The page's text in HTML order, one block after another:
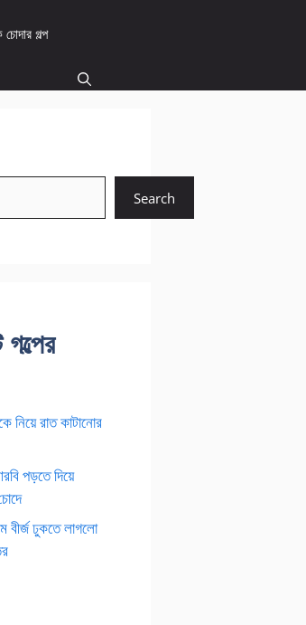
চোদার গল্প
Search
গল্পের
নিয়ে রাত কাটানোর
পড়তে দিয়ে
ঢুকতে লাগলো